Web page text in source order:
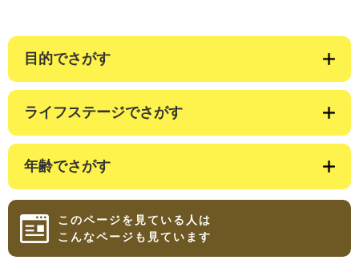
目的でさがす
ライフステージでさがす
年齢でさがす
このページを見ている人は
こんなページも見ています